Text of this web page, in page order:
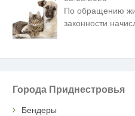
По обращению
законности
Города Приднестровья
Бендеры